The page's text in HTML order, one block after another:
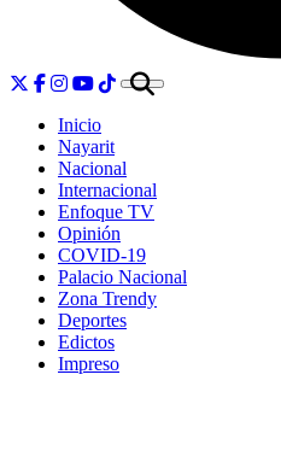
Inicio
Nayarit
Nacional
Internacional
Enfoque TV
Opinión
COVID-19
Palacio Nacional
Zona Trendy
Deportes
Edictos
Impreso